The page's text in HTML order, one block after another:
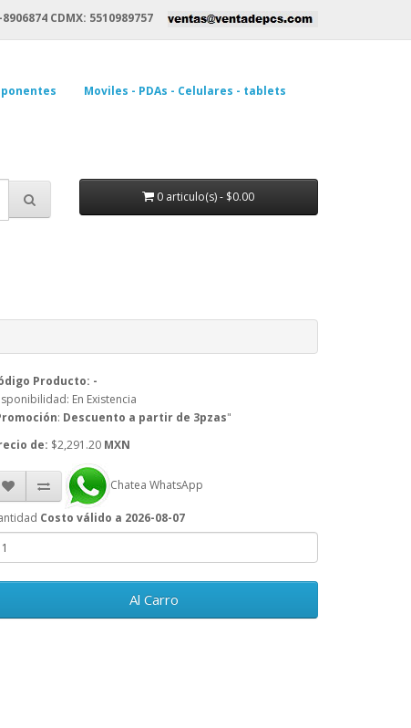
CDMX: 5510989757
Moviles - PDAs - Celulares - tablets
0 articulo(s) - $0.00
Producto: -
En Existencia
: Descuento a partir de 3pzas"
de: $2,291.20 MXN
Chatea WhatsApp
Costo válido a 2026-08-07
Al Carro